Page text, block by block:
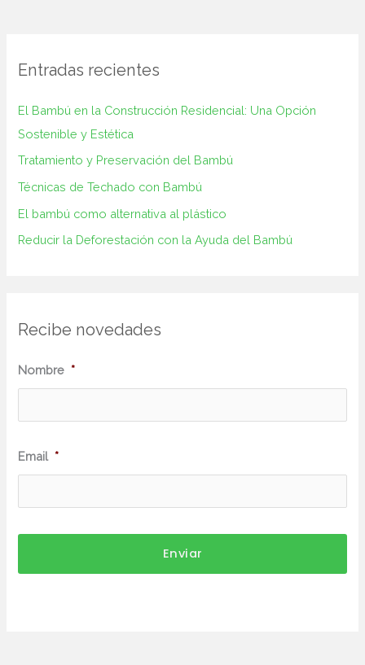
Entradas recientes
El Bambú en la Construcción‌ Residencial: Una Opción
Sostenible y ⁢Estética
Tratamiento y Preservación del Bambú
Técnicas de Techado con Bambú
El bambú como alternativa al plástico
Reducir la Deforestación con la Ayuda del Bambú
Recibe novedades
Nombre *
o
Email *